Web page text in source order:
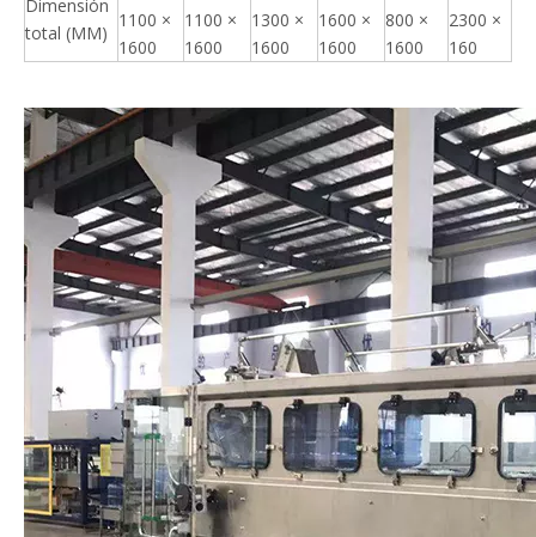
Dimensión
total (MM)
1100 ×
1600
1100 ×
1600
1300 ×
1600
1600 ×
1600
800 ×
1600
2300 ×
160